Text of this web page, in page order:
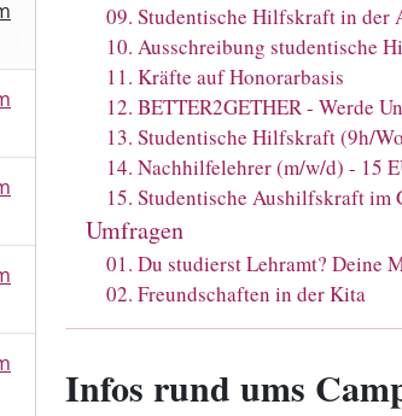
09. Studentische Hilfskraft in der
10. Ausschreibung studentische
11. Kräfte auf Honorarbasis
12. BETTER2GETHER - Werde
13. Studentische Hilfskraft (9h/
14. Nachhilfelehrer (m/w/d) - 15
15. Studentische Aushilfskraft im
Umfragen
01. Du studierst Lehramt? Deine
02. Freundschaften in der Kita
Infos rund ums